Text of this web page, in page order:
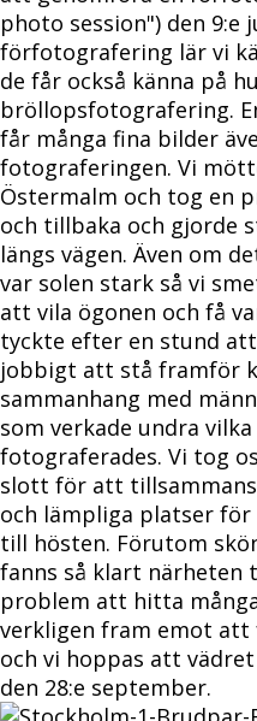
photo session") den 9:e
förfotografering lär vi
de får också känna på
bröllopsfotografering.
får många fina bilder
fotograferingen. Vi
Östermalm och tog en
och tillbaka och gjorde
längs vägen. Även om
var solen stark så vi
att vila ögonen och få
tyckte efter en stund
jobbigt att stå framför
sammanhang med
som verkade undra
fotograferades. Vi tog
slott för att
och lämpliga platser
till hösten. Förutom
fanns så klart närheten
problem att hitta
verkligen fram emot
och vi hoppas att
den 28:e september.